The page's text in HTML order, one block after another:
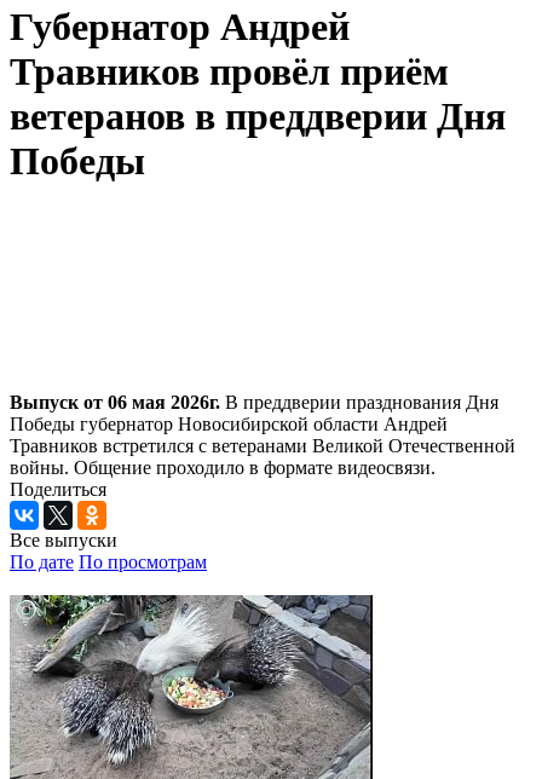
Губернатор Андрей
Травников провёл приём
ветеранов в преддверии Дня
Победы
Выпуск от 06 мая 2026г. В преддверии празднования Дня
Победы губернатор Новосибирской области Андрей
Травников встретился с ветеранами Великой Отечественной
войны. Общение проходило в формате видеосвязи.
Поделиться
Все выпуски
По дате По просмотрам